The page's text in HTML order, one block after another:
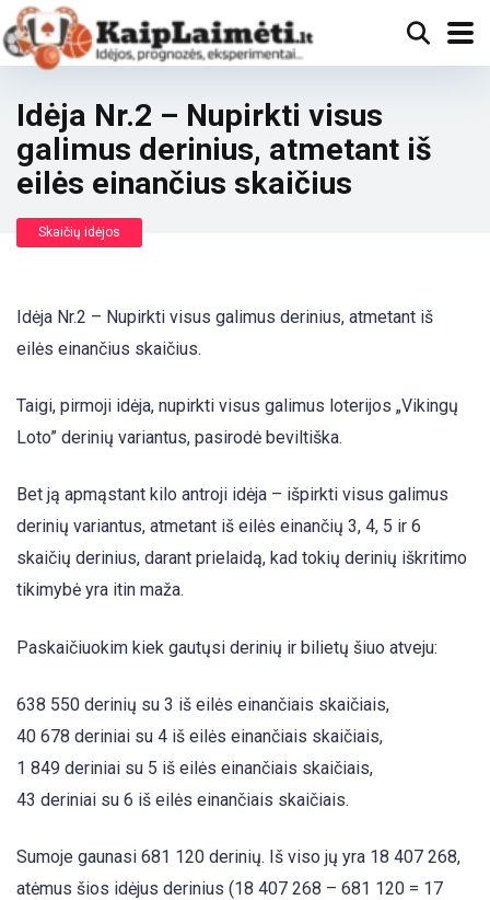
Idėja Nr.2 – Nupirkti visus
galimus derinius, atmetant iš
eilės einančius skaičius
Skaičių idėjos
Idėja Nr.2 – Nupirkti visus galimus derinius, atmetant iš
eilės einančius skaičius.
Taigi, pirmoji idėja, nupirkti visus galimus loterijos „Vikingų
Loto” derinių variantus, pasirodė beviltiška.
Bet ją apmąstant kilo antroji idėja – išpirkti visus galimus
derinių variantus, atmetant iš eilės einančių 3, 4, 5 ir 6
skaičių derinius, darant prielaidą, kad tokių derinių iškritimo
tikimybė yra itin maža.
Paskaičiuokim kiek gautųsi derinių ir bilietų šiuo atveju:
638 550 derinių su 3 iš eilės einančiais skaičiais,
40 678 deriniai su 4 iš eilės einančiais skaičiais,
1 849 deriniai su 5 iš eilės einančiais skaičiais,
43 deriniai su 6 iš eilės einančiais skaičiais.
Sumoje gaunasi 681 120 derinių. Iš viso jų yra 18 407 268,
atėmus šios idėjus derinius (18 407 268 – 681 120 = 17